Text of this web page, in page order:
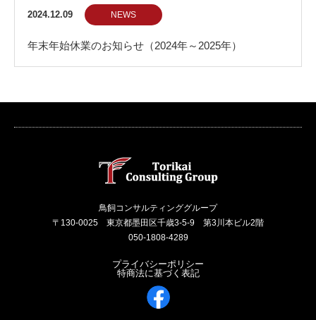
ム』リリースのご案内
2024.12.09 NEWS
年末年始休業のお知らせ（2024年～2025年）
鳥飼コンサルティンググループ
〒130-0025 東京都墨田区千歳3-5-9 第3川本ビル2階
050-1808-4289
プライバシーポリシー
特商法に基づく表記